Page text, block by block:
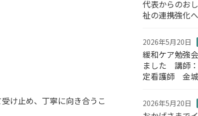
け止め、丁寧に向き合うこ
代表からのお
祉の連携強化へ
2026年5月20日
緩和ケア勉強
ました 講師
定看護師 金
2026年5月20日